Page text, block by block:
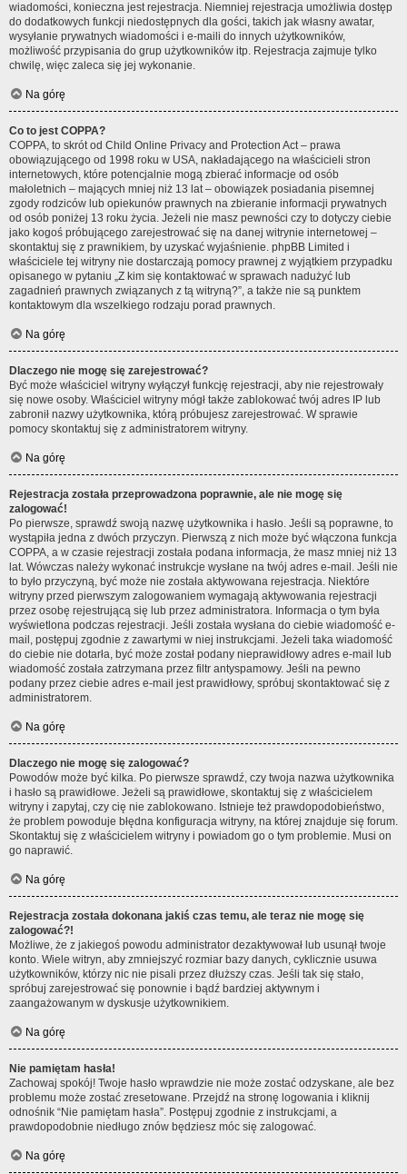
wiadomości, konieczna jest rejestracja. Niemniej rejestracja umożliwia dostęp
do dodatkowych funkcji niedostępnych dla gości, takich jak własny awatar,
wysyłanie prywatnych wiadomości i e-maili do innych użytkowników,
możliwość przypisania do grup użytkowników itp. Rejestracja zajmuje tylko
chwilę, więc zaleca się jej wykonanie.
Na górę
Co to jest COPPA?
COPPA, to skrót od Child Online Privacy and Protection Act – prawa
obowiązującego od 1998 roku w USA, nakładającego na właścicieli stron
internetowych, które potencjalnie mogą zbierać informacje od osób
małoletnich – mających mniej niż 13 lat – obowiązek posiadania pisemnej
zgody rodziców lub opiekunów prawnych na zbieranie informacji prywatnych
od osób poniżej 13 roku życia. Jeżeli nie masz pewności czy to dotyczy ciebie
jako kogoś próbującego zarejestrować się na danej witrynie internetowej –
skontaktuj się z prawnikiem, by uzyskać wyjaśnienie. phpBB Limited i
właściciele tej witryny nie dostarczają pomocy prawnej z wyjątkiem przypadku
opisanego w pytaniu „Z kim się kontaktować w sprawach nadużyć lub
zagadnień prawnych związanych z tą witryną?”, a także nie są punktem
kontaktowym dla wszelkiego rodzaju porad prawnych.
Na górę
Dlaczego nie mogę się zarejestrować?
Być może właściciel witryny wyłączył funkcję rejestracji, aby nie rejestrowały
się nowe osoby. Właściciel witryny mógł także zablokować twój adres IP lub
zabronił nazwy użytkownika, którą próbujesz zarejestrować. W sprawie
pomocy skontaktuj się z administratorem witryny.
Na górę
Rejestracja została przeprowadzona poprawnie, ale nie mogę się
zalogować!
Po pierwsze, sprawdź swoją nazwę użytkownika i hasło. Jeśli są poprawne, to
wystąpiła jedna z dwóch przyczyn. Pierwszą z nich może być włączona funkcja
COPPA, a w czasie rejestracji została podana informacja, że masz mniej niż 13
lat. Wówczas należy wykonać instrukcje wysłane na twój adres e-mail. Jeśli nie
to było przyczyną, być może nie została aktywowana rejestracja. Niektóre
witryny przed pierwszym zalogowaniem wymagają aktywowania rejestracji
przez osobę rejestrującą się lub przez administratora. Informacja o tym była
wyświetlona podczas rejestracji. Jeśli została wysłana do ciebie wiadomość e-
mail, postępuj zgodnie z zawartymi w niej instrukcjami. Jeżeli taka wiadomość
do ciebie nie dotarła, być może został podany nieprawidłowy adres e-mail lub
wiadomość została zatrzymana przez filtr antyspamowy. Jeśli na pewno
podany przez ciebie adres e-mail jest prawidłowy, spróbuj skontaktować się z
administratorem.
Na górę
Dlaczego nie mogę się zalogować?
Powodów może być kilka. Po pierwsze sprawdź, czy twoja nazwa użytkownika
i hasło są prawidłowe. Jeżeli są prawidłowe, skontaktuj się z właścicielem
witryny i zapytaj, czy cię nie zablokowano. Istnieje też prawdopodobieństwo,
że problem powoduje błędna konfiguracja witryny, na której znajduje się forum.
Skontaktuj się z właścicielem witryny i powiadom go o tym problemie. Musi on
go naprawić.
Na górę
Rejestracja została dokonana jakiś czas temu, ale teraz nie mogę się
zalogować?!
Możliwe, że z jakiegoś powodu administrator dezaktywował lub usunął twoje
konto. Wiele witryn, aby zmniejszyć rozmiar bazy danych, cyklicznie usuwa
użytkowników, którzy nic nie pisali przez dłuższy czas. Jeśli tak się stało,
spróbuj zarejestrować się ponownie i bądź bardziej aktywnym i
zaangażowanym w dyskusje użytkownikiem.
Na górę
Nie pamiętam hasła!
Zachowaj spokój! Twoje hasło wprawdzie nie może zostać odzyskane, ale bez
problemu może zostać zresetowane. Przejdź na stronę logowania i kliknij
odnośnik “Nie pamiętam hasła”. Postępuj zgodnie z instrukcjami, a
prawdopodobnie niedługo znów będziesz móc się zalogować.
Na górę